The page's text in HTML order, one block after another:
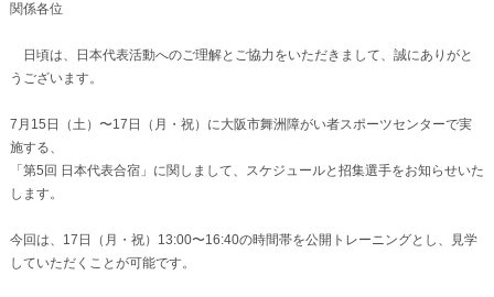
関係各位
日頃は、日本代表活動へのご理解とご協力をいただきまして、誠にありがと
うございます。
7月15日（土）〜17日（月・祝）に大阪市舞洲障がい者スポーツセンターで実
施する、
「第5回 日本代表合宿」に関しまして、スケジュールと招集選手をお知らせいた
します。
今回は、17日（月・祝）13:00〜16:40の時間帯を公開トレーニングとし、見学
していただくことが可能です。